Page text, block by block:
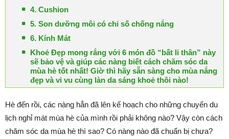
4. Cushion
5. Son dưỡng môi có chỉ số chống nắng
6. Kính Mát
Khoẻ Đẹp mong rắng với 6 món đồ “bất li thân” này
sẽ bảo vệ và giúp các nàng biết cách chăm sóc da
mùa hè tốt nhất! Giờ thì hãy sẵn sàng cho mùa nắng
đẹp và vi vu cùng làn da sáng khoẻ thôi nào!
Hè đến rồi, các nàng hẳn đã lên kế hoạch cho những chuyến du
lịch nghỉ mát mùa hè của mình rồi phải không nào? Vậy còn cách
chăm sóc da mùa hè thì sao? Có nàng nào đã chuẩn bị chưa?